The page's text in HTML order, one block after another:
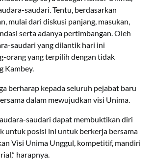
saudari. Tentu, berdasarkan
mulai dari diskusi panjang, masukan,
serta adanya pertimbangan. Oleh
saudari yang dilantik hari ini
orang yang terpilih dengan tidak
Kambey.
berharap kepada seluruh pejabat baru
dalam mewujudkan visi Unima.
saudari dapat membuktikan diri
untuk posisi ini untuk berkerja bersama
Visi Unima Unggul, kompetitif, mandiri
harapnya.